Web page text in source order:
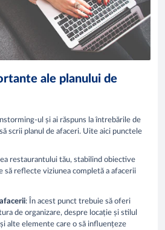
ale planului de
ul și ai răspuns la întrebările de
scrii planul de afaceri. Uite aici punctele
restaurantului tău, stabilind obiective
să reflecte viziunea completă a afacerii
: În acest punct trebuie să oferi
de organizare, despre locație și stilul
alte elemente care o să influențeze